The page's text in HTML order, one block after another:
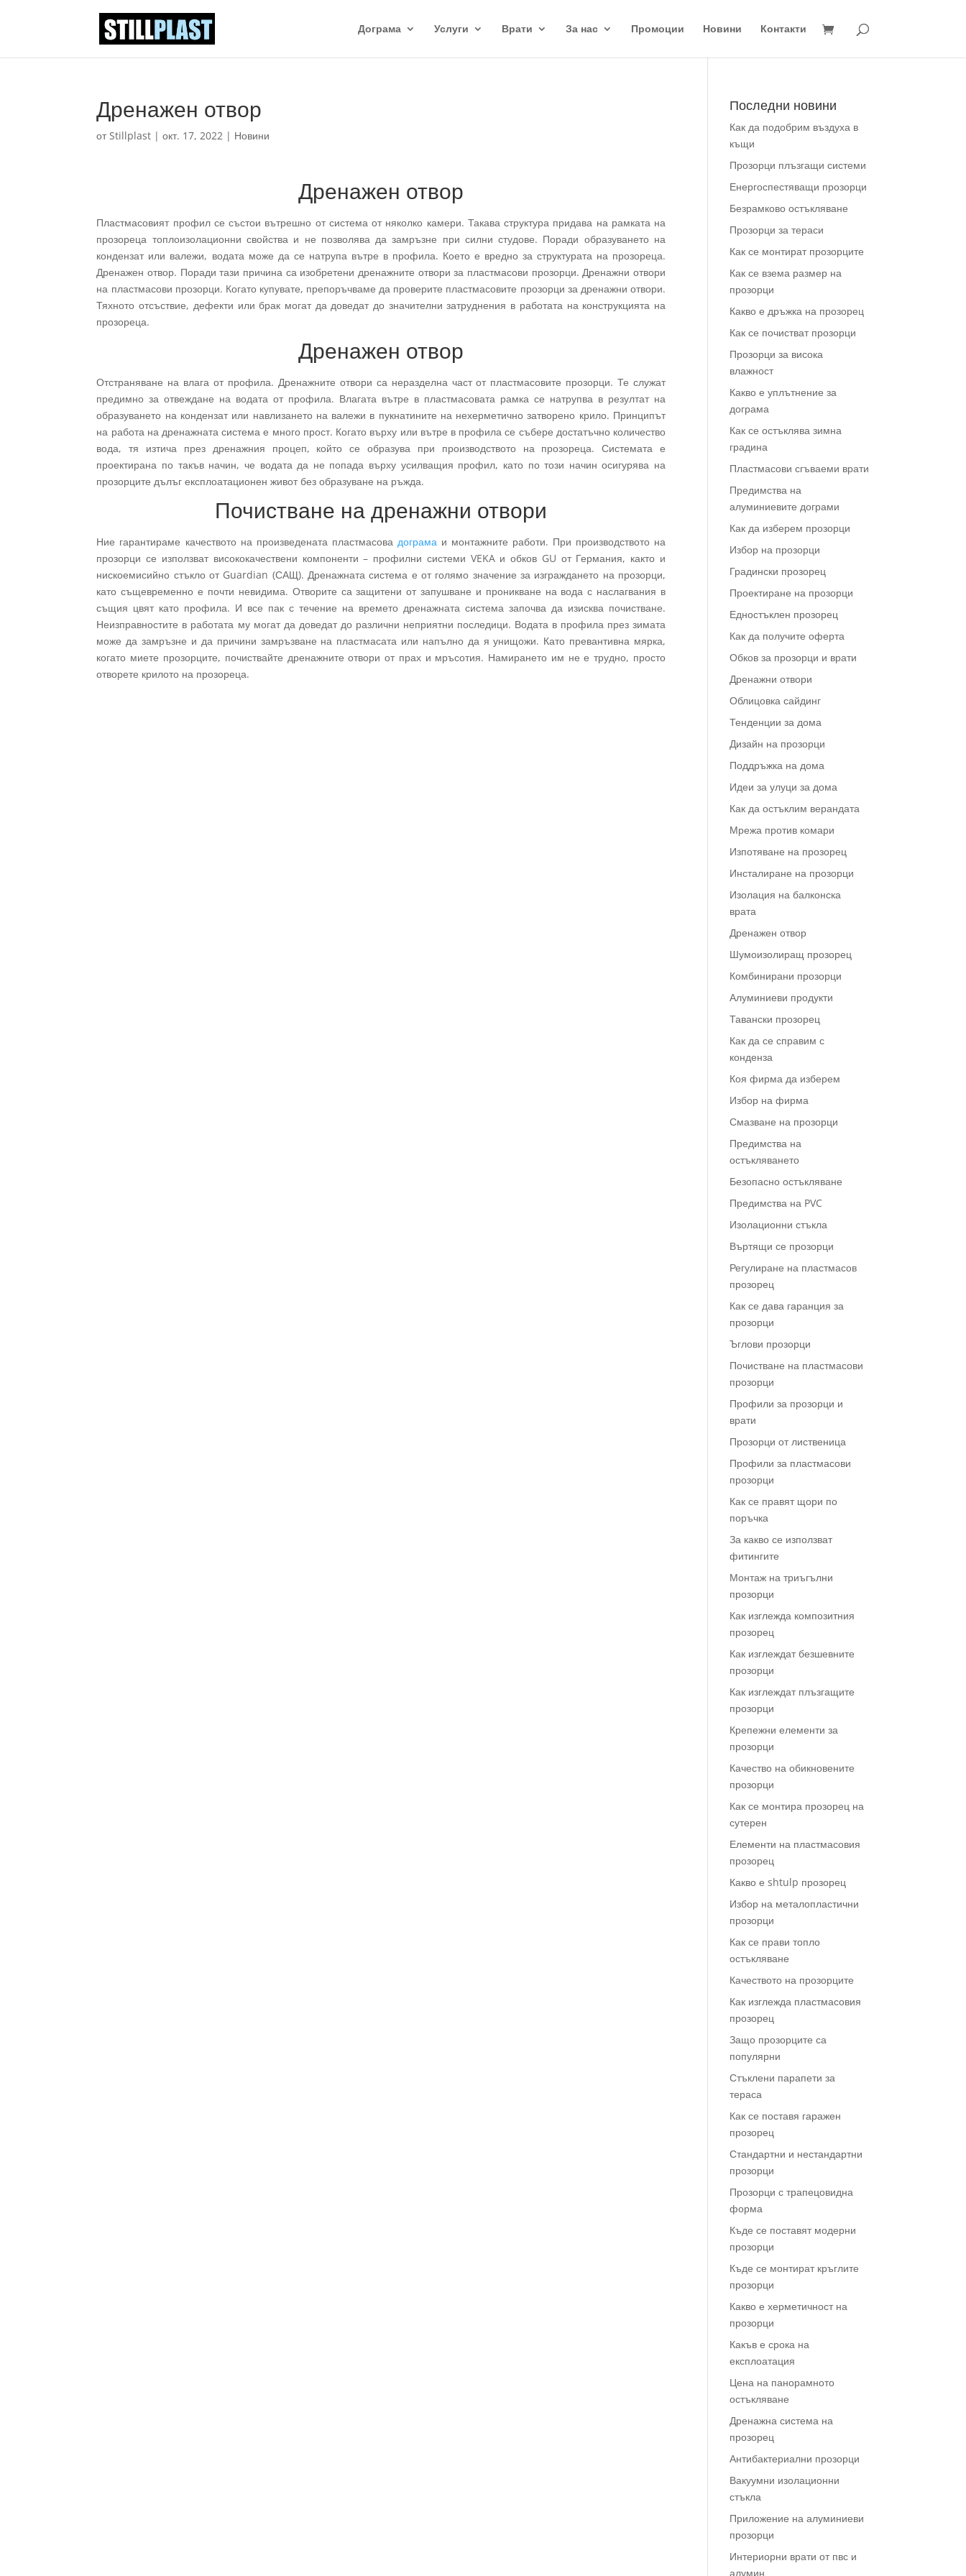
Дограма Услуги Врати За нас Промоции Новини Контакти
Дренажен отвор
отStillplast |окт. 17, 2022 | Новини
Дренажен отвор
Пластмасовият профил се състои вътрешно от система от няколко камери. Такава структура придава на рамката на
прозореца топлоизолационни свойства и не позволява да замръзне при силни студове. Поради образуването на
кондензат или валежи, водата може да се натрупа вътре в профила. Което е вредно за структурата на прозореца.
Дренажен отвор. Поради тази причина са изобретени дренажните отвори за пластмасови прозорци. Дренажни отвори
на пластмасови прозорци. Когато купувате, препоръчваме да проверите пластмасовите прозорци за дренажни отвори.
Тяхното отсъствие, дефекти или брак могат да доведат до значителни затруднения в работата на конструкцията на
прозореца.
Дренажен отвор
Отстраняване на влага от профила. Дренажните отвори са неразделна част от пластмасовите прозорци. Те служат
предимно за отвеждане на водата от профила. Влагата вътре в пластмасовата рамка се натрупва в резултат на
образуването на кондензат или навлизането на валежи в пукнатините на нехерметично затворено крило. Принципът
на работа на дренажната система е много прост. Когато върху или вътре в профила се събере достатъчно количество
вода, тя изтича през дренажния процеп, който се образува при производството на прозореца. Системата е
проектирана по такъв начин, че водата да не попада върху усилващия профил, като по този начин осигурява на
прозорците дълъг експлоатационен живот без образуване на ръжда.
Почистване на дренажни отвори
Ние гарантираме качеството на произведената пластмасова дограмаи монтажните работи. При производството на
прозорци се използват висококачествени компоненти – профилни системи VEKA и обков GU от Германия, както и
нискоемисийно стъкло от Guardian (САЩ). Дренажната система е от голямо значение за изграждането на прозорци,
като същевременно е почти невидима. Отворите са защитени от запушване и проникване на вода с наслагвания в
същия цвят като профила. И все пак с течение на времето дренажната система започва да изисква почистване.
Неизправностите в работата му могат да доведат до различни неприятни последици. Водата в профила през зимата
може да замръзне и да причини замръзване на пластмасата или напълно да я унищожи. Като превантивна мярка,
когато миете прозорците, почиствайте дренажните отвори от прах и мръсотия. Намирането им не е трудно, просто
отворете крилото на прозореца.
Последни новини
Как да подобрим въздуха в
къщи
Прозорци плъзгащи системи
Енергоспестяващи прозорци
Безрамково остъкляване
Прозорци за тераси
Как се монтират прозорците
Как се взема размер на
прозорци
Какво е дръжка на прозорец
Как се почистват прозорци
Прозорци за висока
влажност
Какво е уплътнение за
дограма
Как се остъклява зимна
градина
Пластмасови сгъваеми врати
Предимства на
алуминиевите дограми
Как да изберем прозорци
Избор на прозорци
Градински прозорец
Проектиране на прозорци
Едностъклен прозорец
Как да получите оферта
Обков за прозорци и врати
Дренажни отвори
Облицовка сайдинг
Тенденции за дома
Дизайн на прозорци
Поддръжка на дома
Идеи за улуци за дома
Как да остъклим верандата
Мрежа против комари
Изпотяване на прозорец
Инсталиране на прозорци
Изолация на балконска
врата
Дренажен отвор
Шумоизолиращ прозорец
Комбинирани прозорци
Алуминиеви продукти
Тавански прозорец
Как да се справим с
конденза
Коя фирма да изберем
Избор на фирма
Смазване на прозорци
Предимства на
остъкляването
Безопасно остъкляване
Предимства на PVC
Изолационни стъкла
Въртящи се прозорци
Регулиране на пластмасов
прозорец
Как се дава гаранция за
прозорци
Ъглови прозорци
Почистване на пластмасови
прозорци
Профили за прозорци и
врати
Прозорци от лиственица
Профили за пластмасови
прозорци
Как се правят щори по
поръчка
За какво се използват
фитингите
Монтаж на триъгълни
прозорци
Как изглежда композитния
прозорец
Как изглеждат безшевните
прозорци
Как изглеждат плъзгащите
прозорци
Крепежни елементи за
прозорци
Качество на обикновените
прозорци
Как се монтира прозорец на
сутерен
Елементи на пластмасовия
прозорец
Какво е shtulp прозорец
Избор на металопластични
прозорци
Как се прави топло
остъкляване
Качеството на прозорците
Как изглежда пластмасовия
прозорец
Защо прозорците са
популярни
Стъклени парапети за
тераса
Как се поставя гаражен
прозорец
Стандартни и нестандартни
прозорци
Прозорци с трапецовидна
форма
Къде се поставят модерни
прозорци
Къде се монтират кръглите
прозорци
Какво е херметичност на
прозорци
Какъв е срока на
експлоатация
Цена на панорамното
остъкляване
Дренажна система на
прозорец
Антибактериални прозорци
Вакуумни изолационни
стъкла
Приложение на алуминиеви
прозорци
Интериорни врати от пвс и
алумин